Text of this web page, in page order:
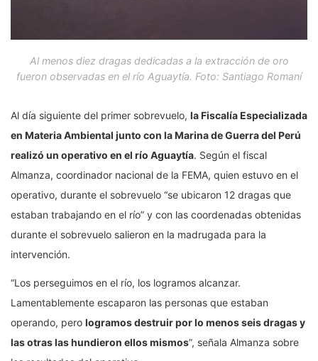
Al menos diez dragas dedicadas a la extracción de oro
fueron observadas en el río Aguaytía. Foto: Santiago Romaní
Al día siguiente del primer sobrevuelo, la Fiscalía Especializada
en Materia Ambiental junto con la Marina de Guerra del Perú
realizó un operativo en el río Aguaytía. Según el fiscal
Almanza, coordinador nacional de la FEMA, quien estuvo en el
operativo, durante el sobrevuelo “se ubicaron 12 dragas que
estaban trabajando en el río” y con las coordenadas obtenidas
durante el sobrevuelo salieron en la madrugada para la
intervención.
“Los perseguimos en el río, los logramos alcanzar.
Lamentablemente escaparon las personas que estaban
operando, pero logramos destruir por lo menos seis dragas y
las otras las hundieron ellos mismos”, señala Almanza sobre